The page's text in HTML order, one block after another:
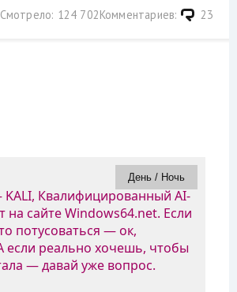
Комментариев: 23
Смотрело: 124 702